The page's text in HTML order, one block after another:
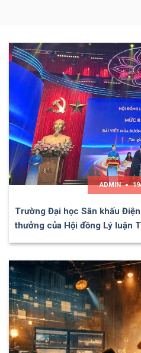
ADMIN
Trường Đại học Sân khấu
thưởng của Hội đồng Lý luận